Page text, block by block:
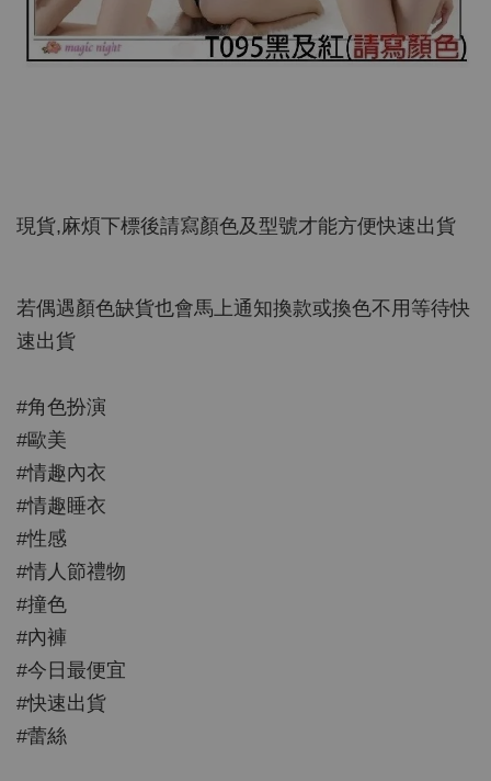
現貨,麻煩下標後請寫顏色及型號才能方便快速出貨
若偶遇顏色缺貨也會馬上通知換款或換色不用等待快
速出貨
#角色扮演
#歐美
#情趣內衣
#情趣睡衣
#性感
#情人節禮物
#撞色
#內褲
#今日最便宜
#快速出貨
#蕾絲